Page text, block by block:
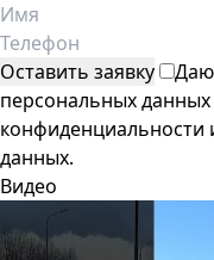
Даю
персональных
конфиденциальности
данных.
Видео